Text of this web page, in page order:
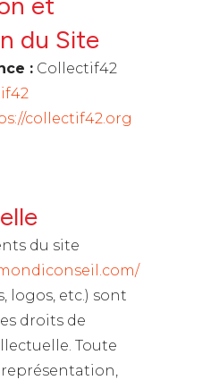
du Site
: Collectif42
collectif42.org
du site
logos, etc.) sont
droits de
Toute